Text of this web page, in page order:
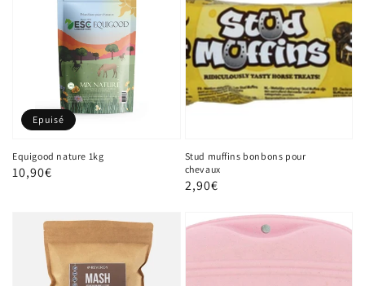
Equigood nature 1kg
Prix
10,90€
Epuisé
Stud muffins bonbons pour
chevaux
Prix
2,90€